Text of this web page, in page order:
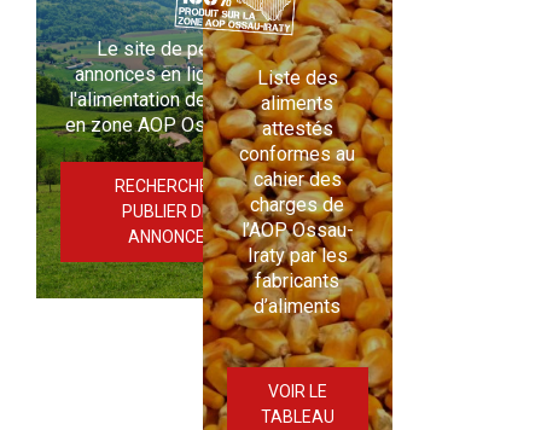
Le site de petites
annonces en ligne pour
l'alimentation des brebis
en zone AOP Ossau-Iraty
RECHERCHER /
PUBLIER DES
ANNONCES
Liste des
aliments
attestés
conformes au
cahier des
charges de
l’AOP Ossau-
Iraty par les
fabricants
d’aliments
VOIR LE
TABLEAU